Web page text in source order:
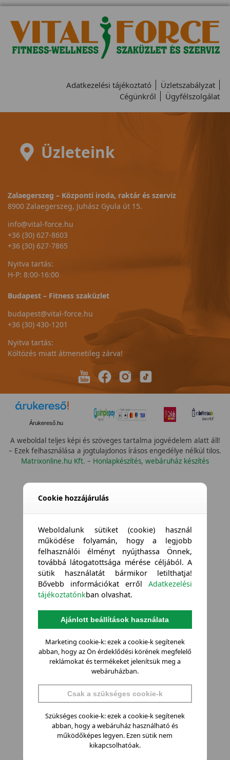
Adatkezelési tájékoztató
Üzletszabályzat
Cégünkről
Ügyfélszolgálat
Üzleteink
Zalaegerszeg – Központi iroda, raktár és szerviz
8900 Zalaegerszeg, Juhász Gyula út 15.
info@vital-force.hu
+36 (30) 627-8603
+36 (30) 627-7865
Nyitva tartás:
H-P: 8:00-16:00
Budapest – Fitness szaküzlet
budapest@vital-force.hu
+36 (30) 430-1201
Nyitva tartás:
Költözés miatt átmenetileg zárva!
Árukereső.hu
A weboldal teljes képi és szöveges tartalma jogvédelem alatt áll!
– Ezek felhasználása a jogtulajdonos írásos engedélye nélkül tilos.
Matrixonline.hu Kft. – Honlapkészítés, webáruház készítés
Cookie hozzájárulás
Weboldalunk sütiket (cookie) használ
működése folyamán, hogy a legjobb
felhasználói élményt nyújthassa Önnek,
továbbá látogatottsága mérése céljából. A
sütik használatát bármikor letilthatja!
Bővebb információkat errőlAdatkezelési
tájékoztatónkban olvashat.
Ajánlott beállítások használata
Marketing cookie-k: ezek a cookie-k segítenek
abban, hogy az Ön érdeklődési körének megfelelő
reklámokat és termékeket jelenítsük meg a
webáruházban.
Csak a szükséges cookie-k
Szükséges cookie-k: ezek a cookie-k segítenek
abban, hogy a webáruház használható és
működőképes legyen. Ezen sütik nem
kikapcsolhatóak.